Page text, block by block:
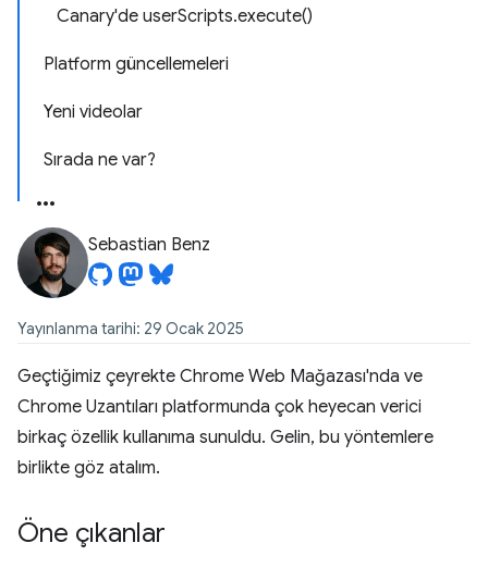
Canary'de userScripts.execute()
Platform güncellemeleri
Yeni videolar
Sırada ne var?
Sebastian Benz
Yayınlanma tarihi: 29 Ocak 2025
Geçtiğimiz çeyrekte Chrome Web Mağazası'nda ve
Chrome Uzantıları platformunda çok heyecan verici
birkaç özellik kullanıma sunuldu. Gelin, bu yöntemlere
birlikte göz atalım.
Öne çıkanlar